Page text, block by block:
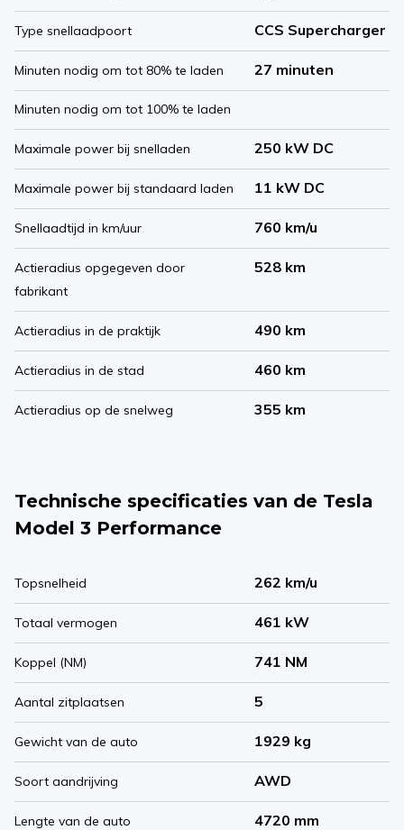
Type snellaadpoort CCS Supercharger
Minuten nodig om tot 80% te laden 27 minuten
Minuten nodig om tot 100% te laden
Maximale power bij snelladen 250 kW DC
Maximale power bij standaard laden 11 kW DC
Snellaadtijd in km/uur 760 km/u
Actieradius opgegeven door
fabrikant
528 km
Actieradius in de praktijk 490 km
Actieradius in de stad 460 km
Actieradius op de snelweg 355 km
Technische specificaties van de Tesla
Model 3 Performance
Topsnelheid 262 km/u
Totaal vermogen 461 kW
Koppel (NM) 741 NM
Aantal zitplaatsen 5
Gewicht van de auto 1929 kg
Soort aandrijving AWD
Lengte van de auto 4720 mm